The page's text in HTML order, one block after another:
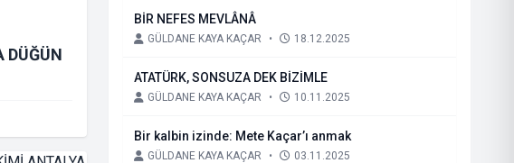
DÜĞÜN
BİR NEFES MEVLÂNÂ
GÜLDANE KAYA KAÇAR • 18.12.2025
ATATÜRK, SONSUZA DEK BİZİMLE
GÜLDANE KAYA KAÇAR • 10.11.2025
Bir kalbin izinde: Mete Kaçar’ı anmak
GÜLDANE KAYA KAÇAR • 03.11.2025